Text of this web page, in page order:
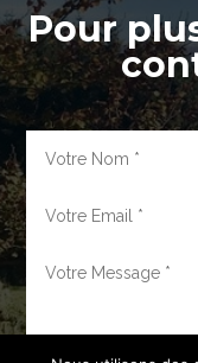
Pour